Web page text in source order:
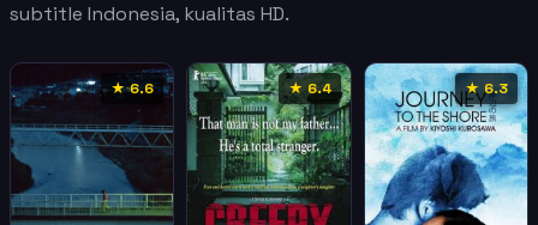
subtitle Indonesia, kualitas HD.
★ 6.6 ★ 6.4 ★ 6.3